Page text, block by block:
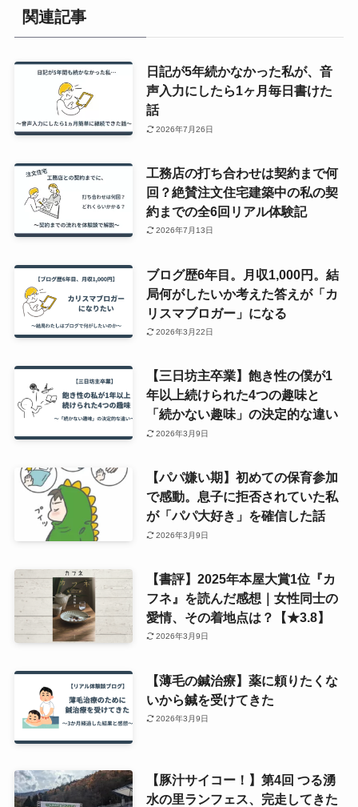
関連記事
日記が5年続かなかった私が、音
声入力にしたら1ヶ月毎日書けた
話
2026年7月26日
工務店の打ち合わせは契約まで何
回？絶賛注文住宅建築中の私の契
約までの全6回リアル体験記
2026年7月13日
ブログ歴6年目。月収1,000円。結
局何がしたいか考えた答えが「カ
リスマブロガー」になる
2026年3月22日
【三日坊主卒業】飽き性の僕が1
年以上続けられた4つの趣味と
「続かない趣味」の決定的な違い
2026年3月9日
【パパ嫌い期】初めての保育参加
で感動。息子に拒否されていた私
が「パパ大好き」を確信した話
2026年3月9日
【書評】2025年本屋大賞1位『カ
フネ』を読んだ感想｜女性同士の
愛情、その着地点は？【★3.8】
2026年3月9日
【薄毛の鍼治療】薬に頼りたくな
いから鍼を受けてきた
2026年3月9日
【豚汁サイコー！】第4回 つる湧
水の里ランフェス、完走してきた